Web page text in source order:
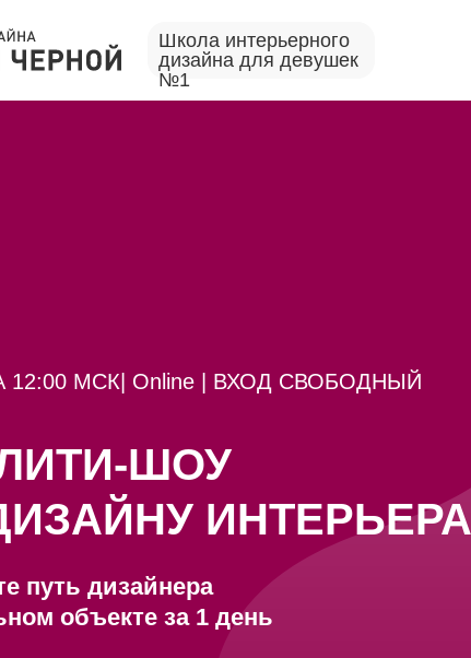
Школа интерьерного
дизайна для девушек
№1
путь дизайнера
объекте за 1 день
ШОУ
ИНТЕРЬЕРА
12:00 МСК| Online | ВХОД СВОБОДНЫЙ